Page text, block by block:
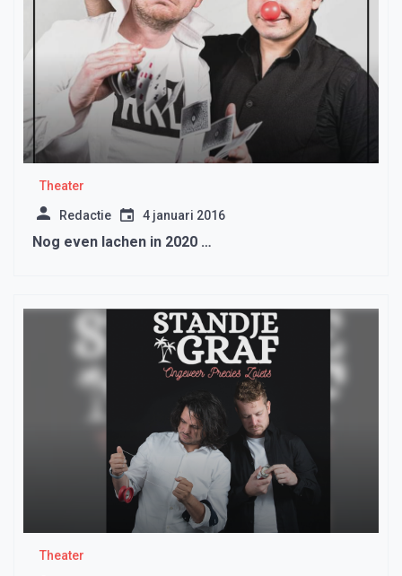
Theater
Redactie 4 januari 2016
Nog even lachen in 2020 …
Theater